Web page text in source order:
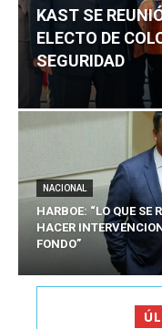
KAST SE
ELECTO DE
SEGURIDAD
NACIONAL
HARBOE: “LO QUE SE
HACER
FONDO”